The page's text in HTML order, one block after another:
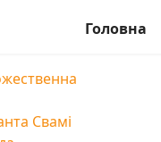
Головна